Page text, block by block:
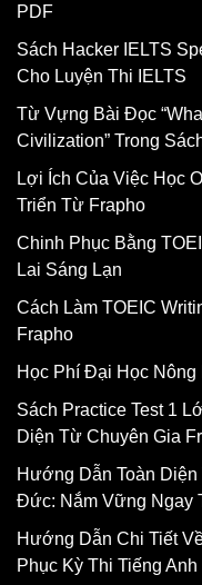
PDF
Sách Hacker IELTS
Cho Luyện Thi IELTS
Từ Vựng Bài Đọc
Civilization” Trong
Lợi Ích Của Việc Học
Triển Từ Frapho
Chinh Phục Bằng
Lai Sáng Lạn
Cách Làm TOEIC
Frapho
Học Phí Đại Học
Sách Practice Test 1
Diện Từ Chuyên Gia
Hướng Dẫn Toàn
Đức: Nắm Vững Ngay
Hướng Dẫn Chi Tiết
Phục Kỳ Thi Tiếng